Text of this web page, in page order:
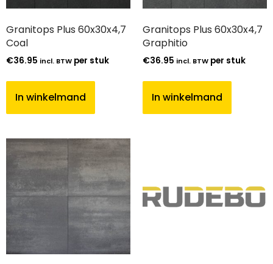
Granitops Plus 60x30x4,7
Coal
€36.95 incl. BTW per stuk
In winkelmand
Granitops Plus 60x30x4,7
Graphitio
€36.95 incl. BTW per stuk
In winkelmand